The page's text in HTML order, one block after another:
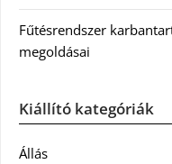
Fűtésrendszer
megoldásai
Kiállító kategóriák
Állás